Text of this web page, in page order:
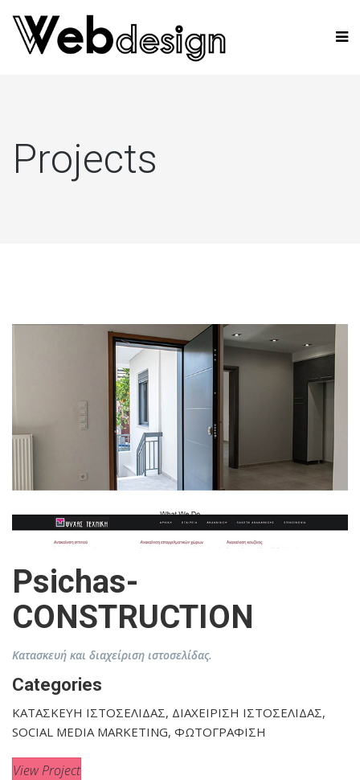
Projects
Psichas-
CONSTRUCTION
Κατασκευή και διαχείριση ιστοσελίδας.
Categories
ΚΑΤΑΣΚΕΥΗ ΙΣΤΟΣΕΛΙΔΑΣ, ΔΙΑΧΕΙΡΙΣΗ ΙΣΤΟΣΕΛΙΔΑΣ,
SOCIAL MEDIA MARKETING, ΦΩΤΟΓΡΑΦΙΣΗ
View Project